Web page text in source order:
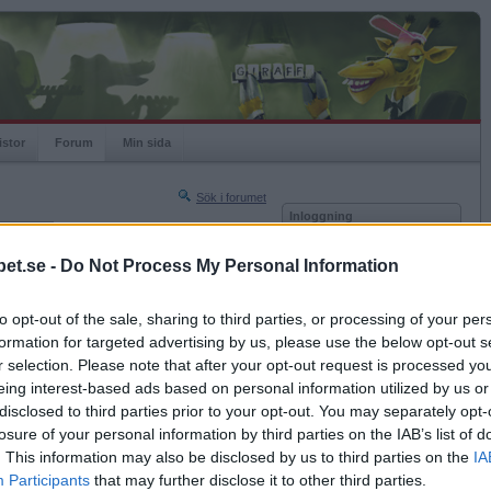
- Do Not Process My Personal Information
opt-out of the sale, sharing to third parties, or processing of your
for targeted advertising by us, please use the below opt-out
selection. Please note that after your opt-out request is processed
interest-based ads based on personal information utilized by us
to third parties prior to your opt-out. You may separately
of your personal information by third parties on the IAB’s list of
This information may also be disclosed by us to third parties on the
Participants that may further disclose it to other third parties.
Forum Min sida
Sök i forumet
Nästa sida »
2007-08-30 19:36
Inloggning
Kom ihåg mig
Glömt ditt lösenord?
Få ny aktiveringslänk
Betapet är gratis!